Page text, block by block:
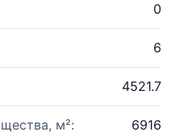
0
6
4521.7
м²: 6916